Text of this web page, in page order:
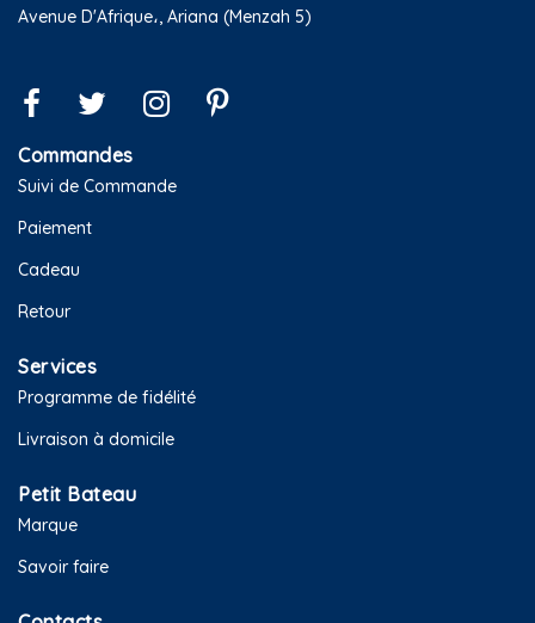
Avenue D'Afrique،, Ariana (Menzah 5)
Commandes
Suivi de Commande
Paiement
Cadeau
Retour
Services
Programme de fidélité
Livraison à domicile
Petit Bateau
Marque
Savoir faire